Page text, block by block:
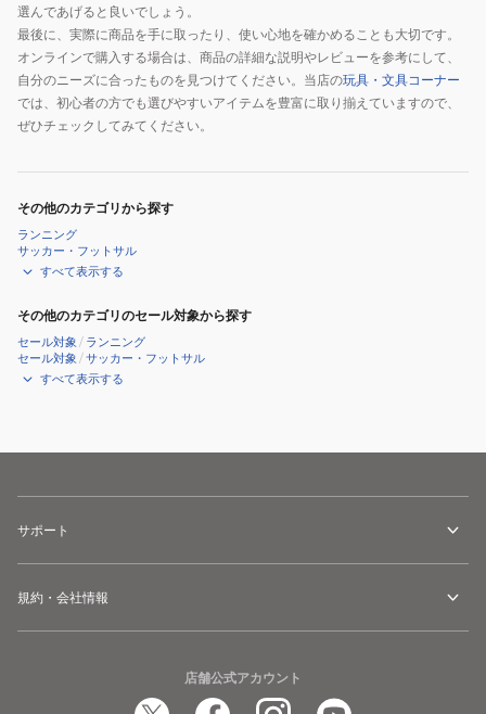
選んであげると良いでしょう。
最後に、実際に商品を手に取ったり、使い心地を確かめることも大切です。
オンラインで購入する場合は、商品の詳細な説明やレビューを参考にして、
自分のニーズに合ったものを見つけてください。当店の玩具・文具コーナー
では、初心者の方でも選びやすいアイテムを豊富に取り揃えていますので、
ぜひチェックしてみてください。
その他のカテゴリから探す
ランニング
サッカー・フットサル
すべて表示する
その他のカテゴリのセール対象から探す
セール対象 / ランニング
セール対象 /サッカー・フットサル
すべて表示する
サポート
規約・会社情報
店舗公式アカウント